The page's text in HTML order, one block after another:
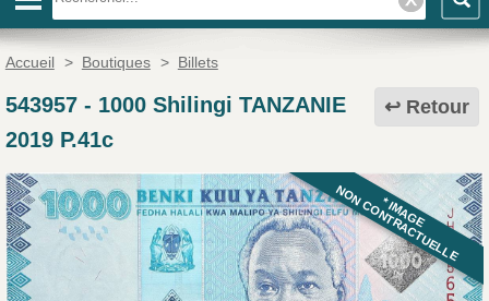
Accueil > Boutiques > Billets
Retour
543957- 1000 Shilingi TANZANIE
2019 P.41c
* IMAGE
NON CONTRACTUELLE